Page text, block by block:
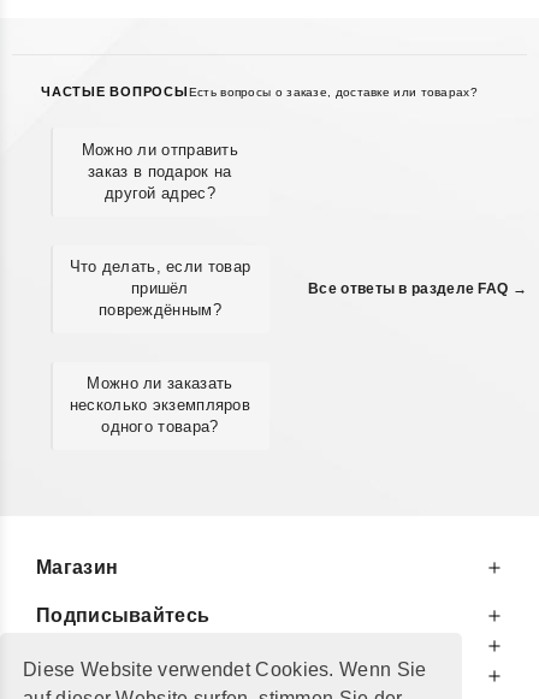
Diese Website verwendet Cookies. Wenn Sie
ЧАСТЫЕ ВОПРОСЫ Есть вопросы о заказе, доставке или товарах?
Можно ли отправить
заказ в подарок на
другой адрес?
Что делать, если товар
пришёл
повреждённым?
Можно ли заказать
несколько экземпляров
одного товара?
Все ответы в разделе FAQ →
Магазин
Подписывайтесь
Информируем Вас